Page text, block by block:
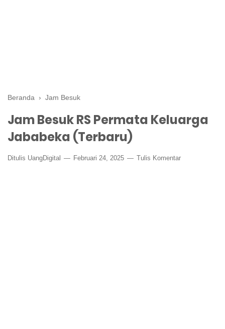
Beranda › Jam Besuk
Jam Besuk RS Permata Keluarga
Jababeka (Terbaru)
Ditulis UangDigital Februari 24, 2025 Tulis Komentar